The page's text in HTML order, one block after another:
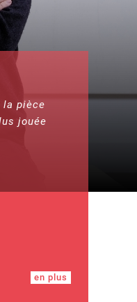
la pièce
jouée
en plus